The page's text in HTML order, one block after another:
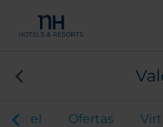
Hotel Ofertas